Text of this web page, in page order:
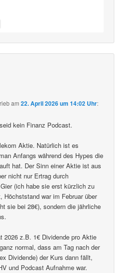
am22. April 2026 um 14:02 Uhr:
kein Finanz Podcast.
Aktie. Natürlich ist es
Anfangs während des Hypes die
hat. Der Sinn einer Aktie ist aus
nicht nur Ertrag durch
(ich habe sie erst kürzlich zu
Höchststand war im Februar über
sie bei 28€), sondern die jährliche
2026 z.B. 1€ Dividende pro Aktie
normal, dass am Tag nach der
Dividende) der Kurs dann fällt,
und Podcast Aufnahme war.